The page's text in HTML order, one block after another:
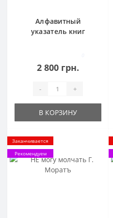
Алфавитный
указатель книг
Университета Св.
году
2 800 грн.
- +
В КОРЗИНУ
Заканчивается
Рекомендуем